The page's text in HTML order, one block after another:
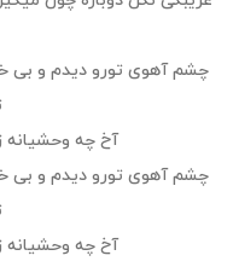
چشم آهوی تورو دیدم و بی
آخ چه وحشیانه
چشم آهوی تورو دیدم و بی
آخ چه وحشیانه